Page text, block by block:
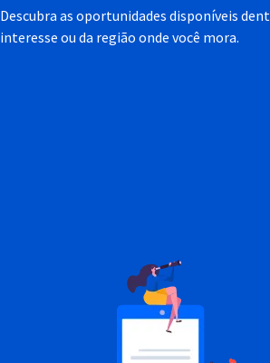
Descubra as oportunidades disponíveis
interesse ou da região onde você mora.